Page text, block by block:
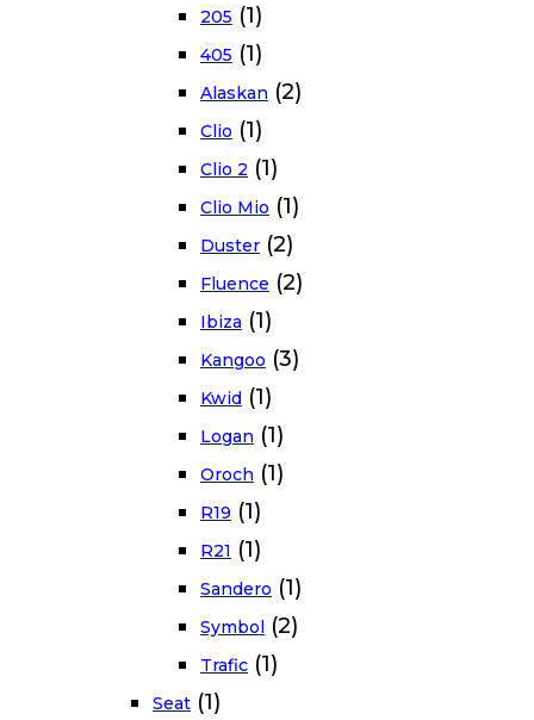
205 (1)
405 (1)
Alaskan (2)
Clio (1)
Clio 2 (1)
Clio Mio (1)
Duster (2)
Fluence (2)
Ibiza (1)
Kangoo (3)
Kwid (1)
Logan (1)
Oroch (1)
R19 (1)
R21 (1)
Sandero (1)
Symbol (2)
Trafic (1)
Seat (1)